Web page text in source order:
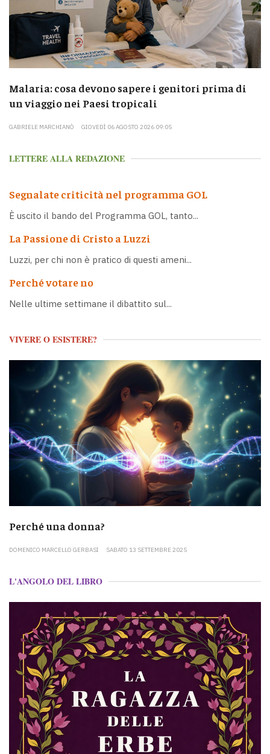
Malaria: cosa devono sapere i genitori prima di
un viaggio nei Paesi tropicali
GABRIELE MARCHIANÒ GIOVEDÌ 06 AGOSTO 2026 09:05
LETTERE ALLA REDAZIONE
Segnalate criticità nel programma GOL
È uscito il bando del Programma GOL, tanto...
La Passione di Cristo a Luzzi
Luzzi, per chi non è pratico di questi ameni...
Perché votare no
Nelle ultime settimane il dibattito sul...
VIVERE O ESISTERE?
Perché una donna?
DOMENICO MARCELLO GERBASI SABATO 13 SETTEMBRE 2025
L'ANGOLO DEL LIBRO